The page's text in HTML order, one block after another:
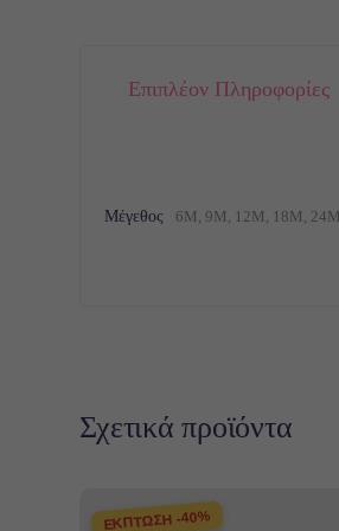
Επιπλέον Πληροφορίες
Μέγεθος 6M, 9M, 12M, 18M, 24M
Σχετικά προϊόντα
ΕΚΠΤΩΣΗ -40%